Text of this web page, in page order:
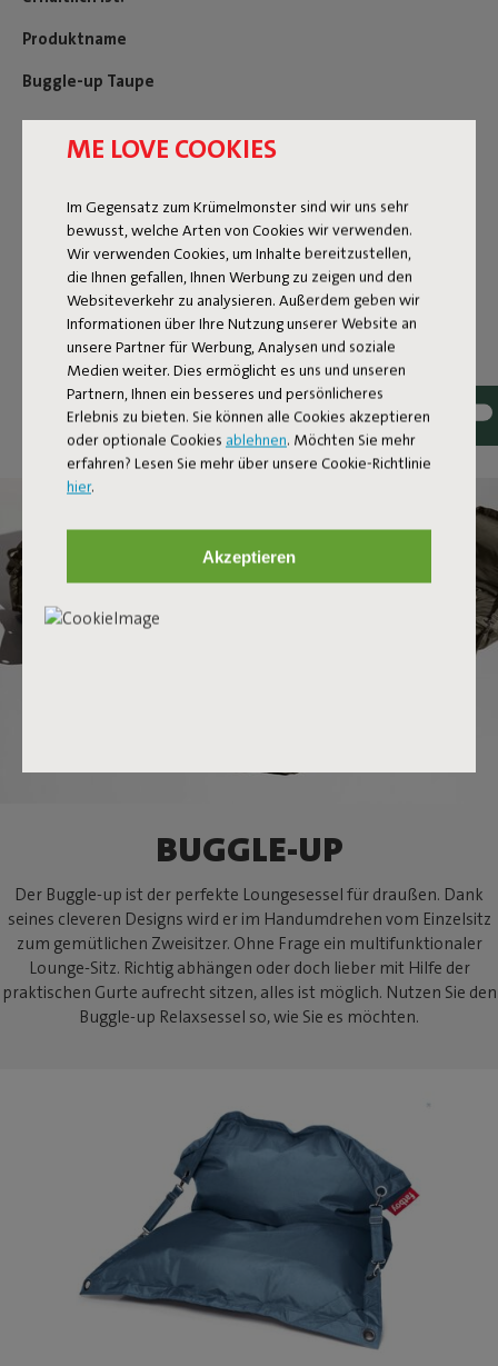
ME LOVE COOKIES
Im Gegensatz zum Krümelmonster sind wir uns sehr
bewusst, welche Arten von Cookies wir verwenden.
Wir verwenden Cookies, um Inhalte bereitzustellen,
die Ihnen gefallen, Ihnen Werbung zu zeigen und den
Websiteverkehr zu analysieren. Außerdem geben wir
Informationen über Ihre Nutzung unserer Website an
unsere Partner für Werbung, Analysen und soziale
Medien weiter. Dies ermöglicht es uns und unseren
Partnern, Ihnen ein besseres und persönlicheres
Erlebnis zu bieten. Sie können alle Cookies akzeptieren
oder optionale Cookies ablehnen. Möchten Sie mehr
erfahren? Lesen Sie mehr über unsere Cookie-Richtlinie
hier.
Akzeptieren
Produktname
Buggle-up Taupe
Benutzerinformation
Reviews: 4.7 / 5 (14 reviews)
Unsere Produkte bei Ihnen zu
Hause.
Taggen Sie @fatboy_original oder verwenden Sie den
Hashtag #fatboyoriginal, um hier geteilt zu werden
BUGGLE-UP
Der Buggle-up ist der perfekte Loungesessel für draußen. Dank
seines cleveren Designs wird er im Handumdrehen vom Einzelsitz
zum gemütlichen Zweisitzer. Ohne Frage ein multifunktionaler
Lounge-Sitz. Richtig abhängen oder doch lieber mit Hilfe der
praktischen Gurte aufrecht sitzen, alles ist möglich. Nutzen Sie den
Buggle-up Relaxsessel so, wie Sie es möchten.